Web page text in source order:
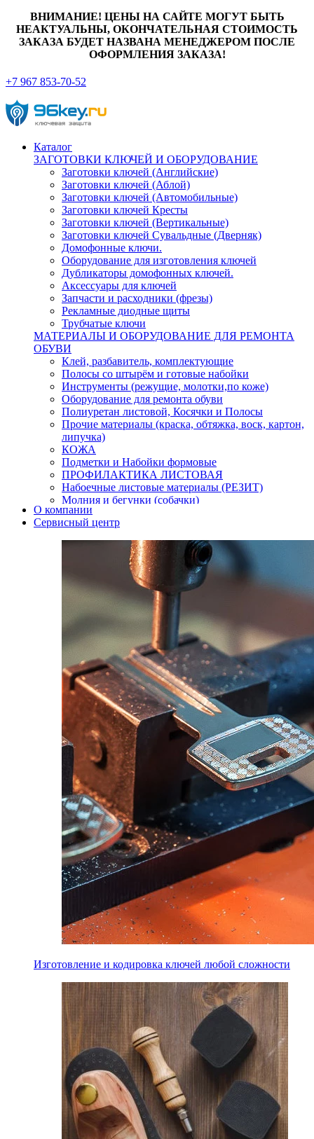
ВНИМАНИЕ! ЦЕНЫ НА САЙТЕ МОГУТ БЫТЬ
НЕАКТУАЛЬНЫ, ОКОНЧАТЕЛЬНАЯ СТОИМОСТЬ
ЗАКАЗА БУДЕТ НАЗВАНА МЕНЕДЖЕРОМ ПОСЛЕ
ОФОРМЛЕНИЯ ЗАКАЗА!
+7 967 853-70-52
Каталог
ЗАГОТОВКИ КЛЮЧЕЙ И ОБОРУДОВАНИЕ
Заготовки ключей (Английские)
Заготовки ключей (Аблой)
Заготовки ключей (Автомобильные)
Заготовки ключей Кресты
Заготовки ключей (Вертикальные)
Заготовки ключей Сувальдные (Дверняк)
Домофонные ключи.
Оборудование для изготовления ключей
Дубликаторы домофонных ключей.
Аксессуары для ключей
Запчасти и расходники (фрезы)
Рекламные диодные щиты
Трубчатые ключи
МАТЕРИАЛЫ И ОБОРУДОВАНИЕ ДЛЯ РЕМОНТА
ОБУВИ
Клей, разбавитель, комплектующие
Полосы со штырём и готовые набойки
Инструменты (режущие, молотки,по коже)
Оборудование для ремонта обуви
Полиуретан листовой, Косячки и Полосы
Прочие материалы (краска, обтяжка, воск, картон,
липучка)
КОЖА
Подметки и Набойки формовые
ПРОФИЛАКТИКА ЛИСТОВАЯ
Набоечные листовые материалы (РЕЗИТ)
Молния и бегунки (собачки)
Нитки,иглы-шило,крючки.
Уход и косметика для обуви
Кнопки (магнитые,кобурные)
Пряжки для ремня
О компании
Сервисный центр
Изготовление и кодировка ключей любой сложности